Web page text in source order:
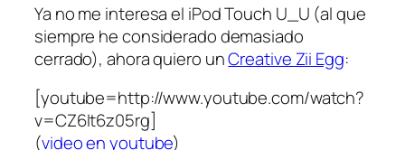
Ya no me interesa el iPod Touch U_U (al que
siempre he considerado demasiado
cerrado), ahora quiero unCreative Zii Egg:
[youtube=http://www.youtube.com/watch?
v=CZ6It6z05rg]
(video en youtube)